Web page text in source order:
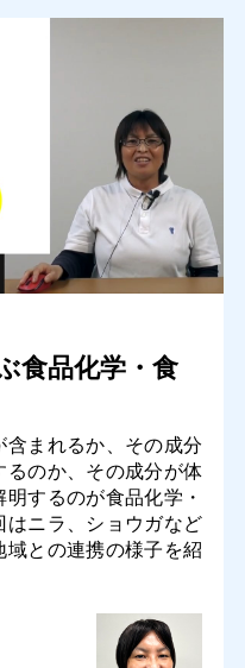
食品化学・食
まれるか、その成分
るのか、その成分が体
するのが食品化学・
ニラ、ショウガなど
との連携の様子を紹